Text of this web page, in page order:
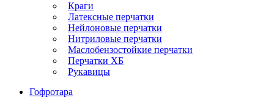
Краги
Латексные перчатки
Нейлоновые перчатки
Нитриловые перчатки
Маслобензостойкие перчатки
Перчатки ХБ
Рукавицы
Гофротара